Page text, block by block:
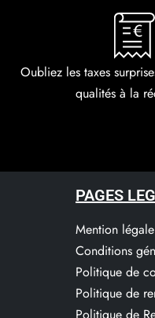
Oubliez les taxes
qualités à la
PAGES
Mention légale
Conditions
Politique de
Politique de